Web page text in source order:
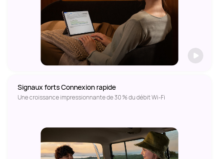
Signaux forts Connexion rapide